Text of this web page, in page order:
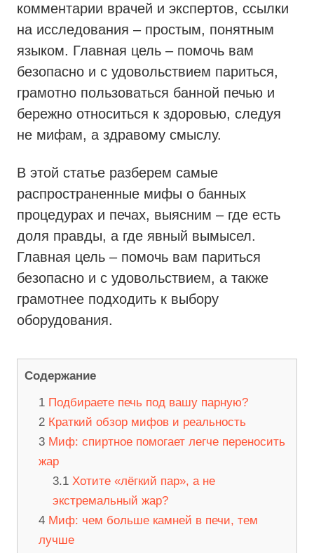
комментарии врачей и экспертов, ссылки
на исследования – простым, понятным
языком. Главная цель – помочь вам
безопасно и с удовольствием париться,
грамотно пользоваться банной печью и
бережно относиться к здоровью, следуя
не мифам, а здравому смыслу.
В этой статье разберем самые
распространенные мифы о банных
процедурах и печах, выясним – где есть
доля правды, а где явный вымысел.
Главная цель – помочь вам париться
безопасно и с удовольствием, а также
грамотнее подходить к выбору
оборудования.
Содержание
Подбираете печь под вашу парную?
Краткий обзор мифов и реальность
Миф: спиртное помогает легче переносить
жар
Хотите «лёгкий пар», а не
экстремальный жар?
Миф: чем больше камней в печи, тем
лучше